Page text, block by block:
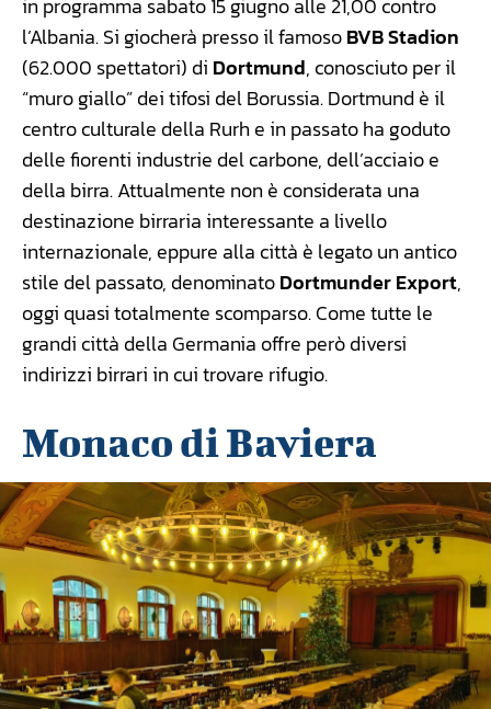
l’Albania. Si giocherà presso il famosoBVB Stadion
(62.000 spettatori) di Dortmund, conosciuto per il
“muro giallo” dei tifosi del Borussia. Dortmund è il
centro culturale della Rurh e in passato ha goduto
delle fiorenti industrie del carbone, dell’acciaio e
della birra. Attualmente non è considerata una
destinazione birraria interessante a livello
internazionale, eppure alla città è legato un antico
stile del passato, denominatoDortmunder Export,
oggi quasi totalmente scomparso. Come tutte le
grandi città della Germania offre però diversi
indirizzi birrari in cui trovare rifugio.
Monaco di Baviera